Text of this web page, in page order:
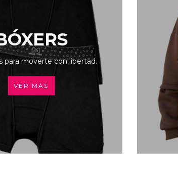
para moverte con libertad.
VER MÁS